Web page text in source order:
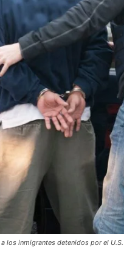
inmigrantes detenidos por el